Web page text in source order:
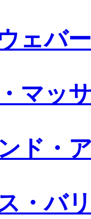
ェバー
マッ
ド・
・バ